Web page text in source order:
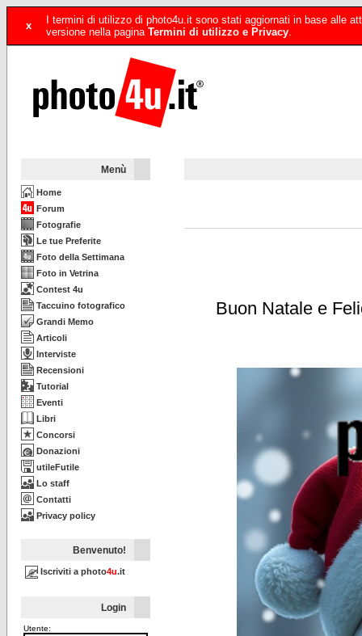
x
I termini di utilizzo di photo4u.it sono stati aggiornati in base alle
versione nella pagina Termini di utilizzo e Privacy.
Menù
Home
Forum
Fotografie
Le tue Preferite
Foto della Settimana
Foto in Vetrina
Contest 4u
Taccuino fotografico
Grandi Memo
Articoli
Interviste
Recensioni
Tutorial
Eventi
Libri
Concorsi
Donazioni
utileFutile
Lo staff
Contatti
Privacy policy
Benvenuto!
Iscriviti a photo4u.it
Login
Utente:
Buon Natale e